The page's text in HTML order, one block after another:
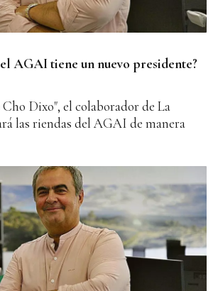
el AGAI tiene un nuevo presidente?
Dixo", el colaborador de La
las riendas del AGAI de manera